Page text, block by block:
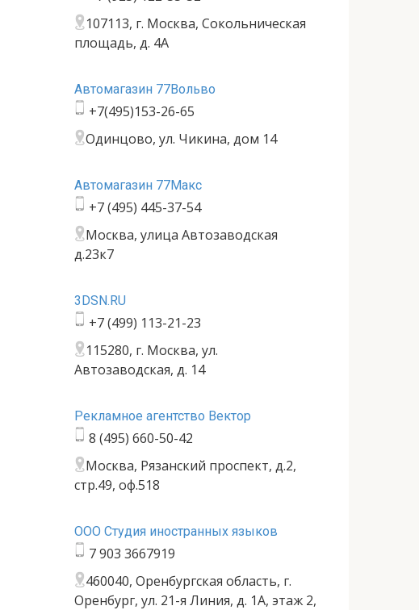
107113, г. Москва, Сокольническая
площадь, д. 4А
Автомагазин 77Вольво
+7(495)153-26-65
Одинцово, ул. Чикина, дом 14
Автомагазин 77Макс
+7 (495) 445-37-54
Москва, улица Автозаводская
д.23к7
3DSN.RU
+7 (499) 113-21-23
115280, г. Москва, ул.
Автозаводская, д. 14
Рекламное агентство Вектор
8 (495) 660-50-42
Москва, Рязанский проспект, д.2,
стр.49, оф.518
ООО Студия иностранных языков
7 903 3667919
460040, Оренбургская область, г.
Оренбург, ул. 21-я Линия, д. 1А, этаж 2,